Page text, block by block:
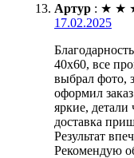
Артур : ★ ★
17.02.2025
40х60, все
выбрал фото,
оформил
яркие, детали
доставка
Результат
Рекомендую